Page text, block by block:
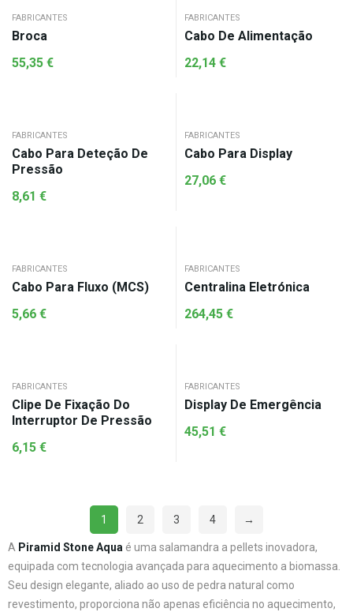
FABRICANTES
Broca
55,35 €
FABRICANTES
Cabo De Alimentação
22,14 €
FABRICANTES
Cabo Para Deteção De
Pressão
8,61 €
FABRICANTES
Cabo Para Display
27,06 €
FABRICANTES
Cabo Para Fluxo (MCS)
5,66 €
FABRICANTES
Centralina Eletrónica
264,45 €
FABRICANTES
Clipe De Fixação Do
Interruptor De Pressão
6,15 €
FABRICANTES
Display De Emergência
45,51 €
1 2 3 4 →
A Piramid Stone Aqua é uma salamandra a pellets inovadora,
equipada com tecnologia avançada para aquecimento a biomassa.
Seu design elegante, aliado ao uso de pedra natural como
revestimento, proporciona não apenas eficiência no aquecimento,